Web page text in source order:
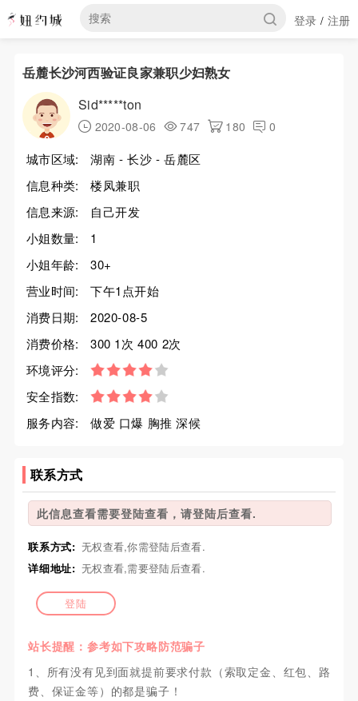
登录 / 注册
岳麓长沙河西验证良家兼职少妇熟女
Sid*****ton
2020-08-06 747 180 0
城市区域:
湖南 - 长沙 - 岳麓区
信息种类:
楼凤兼职
信息来源:
自己开发
小姐数量:
1
小姐年龄:
30+
营业时间:
下午1点开始
消费日期:
2020-08-5
消费价格:
300 1次 400 2次
环境评分:
安全指数:
服务内容:
做爱 口爆 胸推 深候
联系方式
此信息查看需要登陆查看，请登陆后查看.
联系方式: 无权查看,你需登陆后查看.
详细地址: 无权查看,需要登陆后查看.
登陆
站长提醒：参考如下攻略防范骗子
1、所有没有见到面就提前要求付款（索取定金、红包、路
费、保证金等）的都是骗子！